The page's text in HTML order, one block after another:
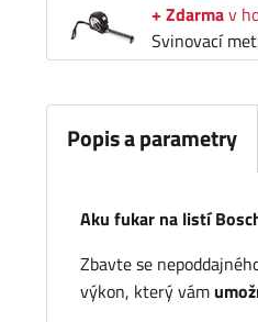
+ Zdarmav
Svinovací
Popis a parametry
Aku fukar na listí
Zbavte se
výkon, který vám